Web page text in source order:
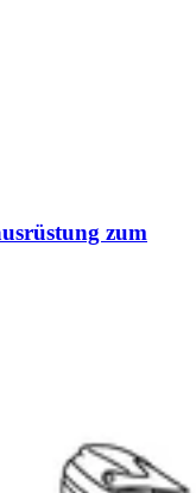
zum